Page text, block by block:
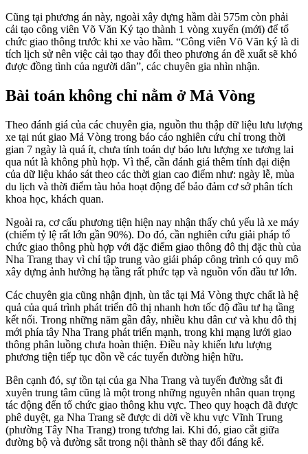
Cũng tại phương án này, ngoài xây dựng hầm dài 575m còn phải
cải tạo công viên Võ Văn Ký tạo thành 1 vòng xuyến (mới) để tổ
chức giao thông trước khi xe vào hầm. “Công viên Võ Văn ký là di
tích lịch sử nên việc cải tạo thay đổi theo phương án đề xuất sẽ khó
được đồng tình của người dân”, các chuyên gia nhìn nhận.
Bài toán không chỉ nằm ở Mả Vòng
Theo đánh giá của các chuyên gia, nguồn thu thập dữ liệu lưu lượng
xe tại nút giao Mả Vòng trong báo cáo nghiên cứu chỉ trong thời
gian 7 ngày là quá ít, chưa tính toán dự báo lưu lượng xe tương lai
qua nút là không phù hợp. Vì thế, cần đánh giá thêm tính đại diện
của dữ liệu khảo sát theo các thời gian cao điểm như: ngày lễ, mùa
du lịch và thời điểm tàu hỏa hoạt động để bảo đảm cơ sở phân tích
khoa học, khách quan.
Ngoài ra, cơ cấu phương tiện hiện nay nhận thấy chủ yếu là xe máy
(chiếm tỷ lệ rất lớn gần 90%). Do đó, cần nghiên cứu giải pháp tổ
chức giao thông phù hợp với đặc điểm giao thông đô thị đặc thù của
Nha Trang thay vì chỉ tập trung vào giải pháp công trình có quy mô
xây dựng ảnh hưởng hạ tầng rất phức tạp và nguồn vốn đầu tư lớn.
Các chuyên gia cũng nhận định, ùn tắc tại Mả Vòng thực chất là hệ
quả của quá trình phát triển đô thị nhanh hơn tốc độ đầu tư hạ tầng
kết nối. Trong những năm gần đây, nhiều khu dân cư và khu đô thị
mới phía tây Nha Trang phát triển mạnh, trong khi mạng lưới giao
thông phân luồng chưa hoàn thiện. Điều này khiến lưu lượng
phương tiện tiếp tục dồn về các tuyến đường hiện hữu.
Bên cạnh đó, sự tồn tại của ga Nha Trang và tuyến đường sắt đi
xuyên trung tâm cũng là một trong những nguyên nhân quan trọng
tác động đến tổ chức giao thông khu vực. Theo quy hoạch đã được
phê duyệt, ga Nha Trang sẽ được di dời về khu vực Vĩnh Trung
(phường Tây Nha Trang) trong tương lai. Khi đó, giao cắt giữa
đường bộ và đường sắt trong nội thành sẽ thay đổi đáng kể.